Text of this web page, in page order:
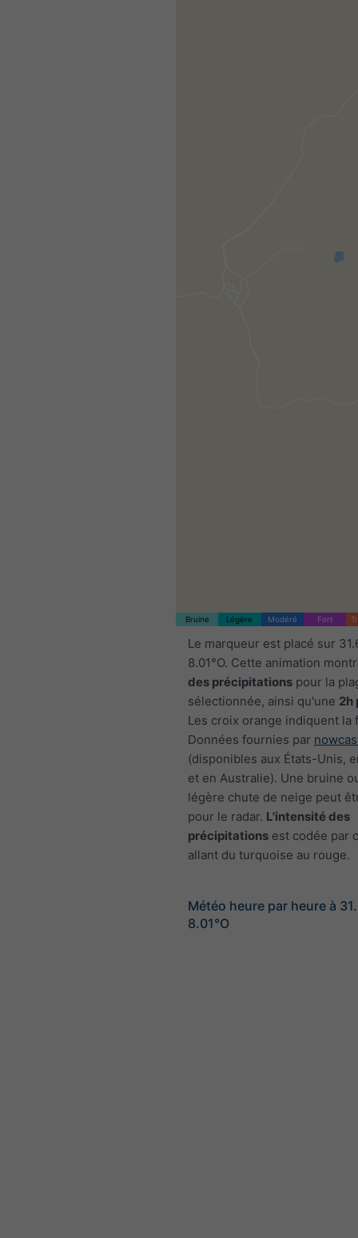
Bruine Légère Modéré Fort
Le marqueur est placé sur
8.01°O. Cette animation
des précipitations pour la
sélectionnée, ainsi qu'une 2h
Les croix orange indiquent la
Données fournies par
(disponibles aux États-Unis,
et en Australie). Une bruine
légère chute de neige peut
pour le radar. L'intensité des
précipitations est codée par
allant du turquoise au rouge.
Météo heure par heure à
8.01°O